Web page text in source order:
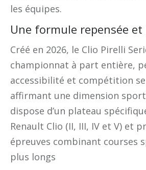
les équipes.
Une formule repensée
Créé en 2026, le Clio Pirelli
championnat à part entière,
accessibilité et compétition
affirmant une dimension
dispose d’un plateau
Renault Clio (II, III, IV et V) et
épreuves combinant courses
plus longs